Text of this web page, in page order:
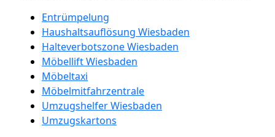
Entrümpelung
Haushaltsauflösung Wiesbaden
Halteverbotszone Wiesbaden
Möbellift Wiesbaden
Möbeltaxi
Möbelmitfahrzentrale
Umzugshelfer Wiesbaden
Umzugskartons